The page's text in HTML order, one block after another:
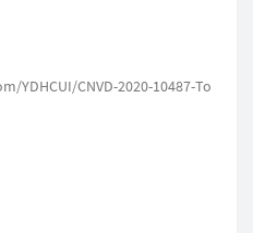
YDHCUI/CNVD-2020-10487-To